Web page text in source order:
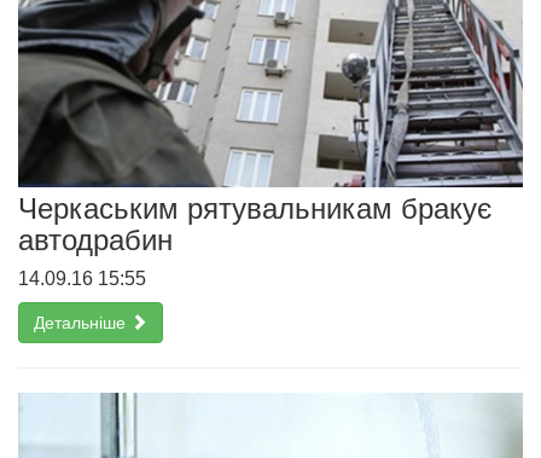
Черкаським рятувальникам бракує
автодрабин
14.09.16 15:55
Детальніше